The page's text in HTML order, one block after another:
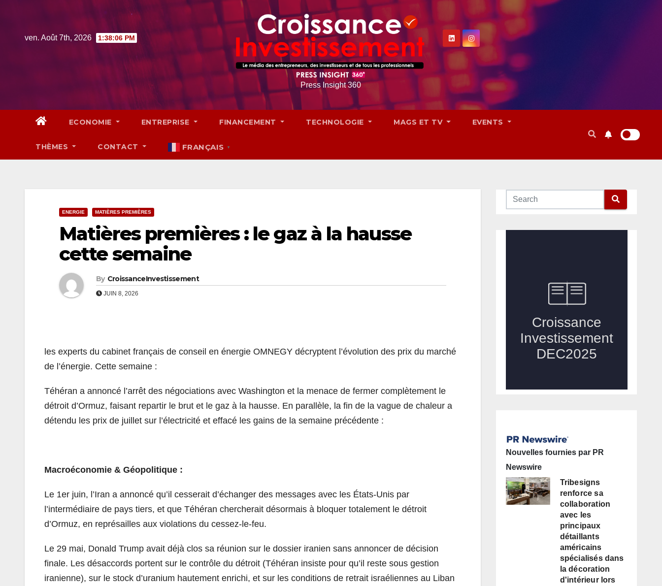
contentven. Août 7th, 2026 1:38:07 PM
Press Insight 360
ECONOMIE ENTREPRISE FINANCEMENT TECHNOLOGIE MAGS ET TV EVENTS
THÈMES CONTACT FRANÇAIS ▼
ENERGIE MATIÈRES PREMIÈRES
Matières premières : le gaz à la hausse
cette semaine
By CroissanceInvestissement
JUIN 8, 2026
les experts du cabinet français de conseil en énergie OMNEGY décryptent l’évolution des prix du marché
de l’énergie. Cette semaine :
Téhéran a annoncé l’arrêt des négociations avec Washington et la menace de fermer complètement le
détroit d’Ormuz, faisant repartir le brut et le gaz à la hausse. En parallèle, la fin de la vague de chaleur a
détendu les prix de juillet sur l’électricité et effacé les gains de la semaine précédente :
Macroéconomie & Géopolitique :
Le 1er juin, l’Iran a annoncé qu’il cesserait d’échanger des messages avec les États-Unis par
l’intermédiaire de pays tiers, et que Téhéran chercherait désormais à bloquer totalement le détroit
d’Ormuz, en représailles aux violations du cessez-le-feu.
Le 29 mai, Donald Trump avait déjà clos sa réunion sur le dossier iranien sans annoncer de décision
finale. Les désaccords portent sur le contrôle du détroit (Téhéran insiste pour qu’il reste sous gestion
iranienne), sur le stock d’uranium hautement enrichi, et sur les conditions de retrait israéliennes au Liban
Nouvelles fournies par PR
Newswire
Tribesigns
renforce sa
collaboration
avec les
principaux
détaillants
américains
spécialisés dans
la décoration
d'intérieur lors